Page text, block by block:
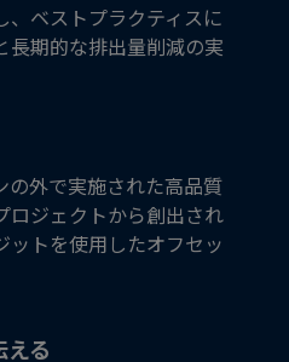
、ベストプラクティスに
長期的な排出量削減の実
の外で実施された高品質
ロジェクトから創出され
ットを使用したオフセッ
える